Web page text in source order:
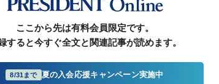
ここから先は有料会員限定です。
すると今すぐ全文と関連記事が読めます。
8/31まで 夏の入会応援キャンペーン実施中